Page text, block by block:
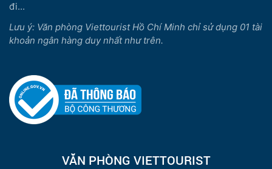
đi...
Lưu ý: Văn phòng Viettourist Hồ Chí Minh chỉ sử dụng 01 tài
khoản ngân hàng duy nhất như trên.
VĂN PHÒNG VIETTOURIST